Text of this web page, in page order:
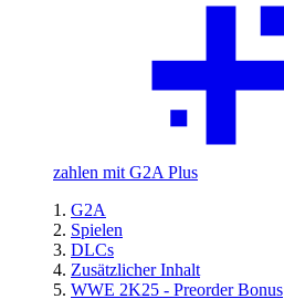
zahlen mit G2A Plus
G2A
Spielen
DLCs
Zusätzlicher Inhalt
WWE 2K25 - Preorder Bonus